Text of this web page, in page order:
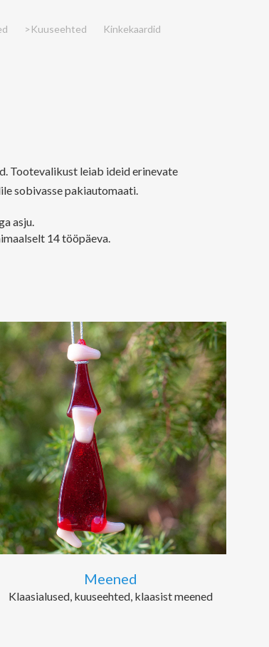
>Kuuseehted
Kinkekaardid
Tootevalikust leiab ideid erinevate
sobivasse pakiautomaati.
asju.
14 tööpäeva.
Meened
Klaasialused, kuuseehted, klaasist meened